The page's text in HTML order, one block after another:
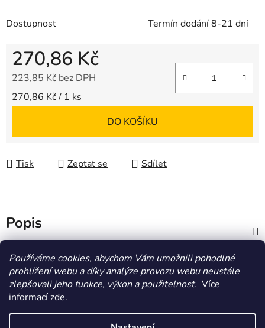
Používáme cookies, abychom Vám umožnili pohodlné
prohlížení webu a díky analýze provozu webu neustále
zlepšovali jeho funkce, výkon a použitelnost. Více
informacízde.
Dostupnost Termín dodání 8-21 dní
270,86 Kč
223,85 Kč bez DPH
Měrná cena:
270,86 Kč / 1 ks
DO KOŠÍKU
Tisk Zeptat se Sdílet
Popis
Diskuze
HOMOLA-shop.cz ZDE NAJDETE VÝDEJNÍ MÍSTO